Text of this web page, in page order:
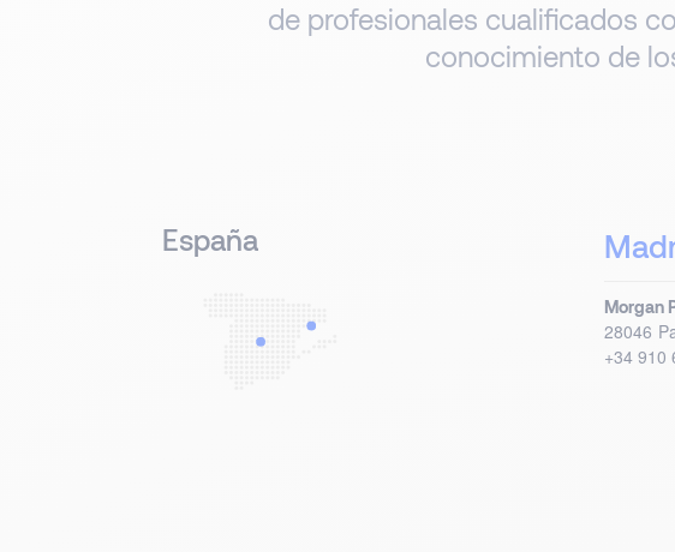
de profesionales cualificados
conocimiento de
España
Morgan
28046
+34 910